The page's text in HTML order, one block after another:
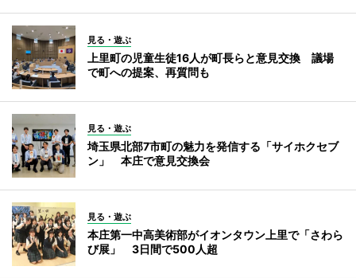
見る・遊ぶ
上里町の児童生徒16人が町長らと意見交換 議場
で町への提案、再質問も
見る・遊ぶ
埼玉県北部7市町の魅力を発信する「サイホクセブ
ン」 本庄で意見交換会
見る・遊ぶ
本庄第一中高美術部がイオンタウン上里で「さわら
び展」 3日間で500人超